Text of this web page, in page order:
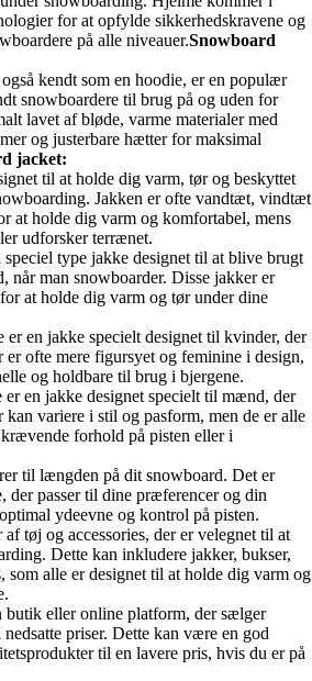
for at opfylde sikkerhedskravene og
på alle niveauer.Snowboard
kendt som en hoodie, er en populær
snowboardere til brug på og uden for
lavet af bløde, varme materialer med
og justerbare hætter for maksimal
jacket:
til at holde dig varm, tør og beskyttet
Jakken er ofte vandtæt, vindtæt
at holde dig varm og komfortabel, mens
udforsker terrænet.
type jakke designet til at blive brugt
når man snowboarder. Disse jakker er
at holde dig varm og tør under dine
er en jakke specielt designet til kvinder, der
er ofte mere figursyet og feminine i design,
og holdbare til brug i bjergene.
en jakke designet specielt til mænd, der
kan variere i stil og pasform, men de er alle
forhold på pisten eller i
til længden på dit snowboard. Det er
passer til dine præferencer og din
ydeevne og kontrol på pisten.
tøj og accessories, der er velegnet til at
Dette kan inkludere jakker, bukser,
som alle er designet til at holde dig varm og
butik eller online platform, der sælger
priser. Dette kan være en god
til en lavere pris, hvis du er på